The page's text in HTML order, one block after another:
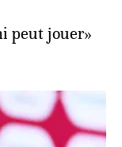
peut jouer»